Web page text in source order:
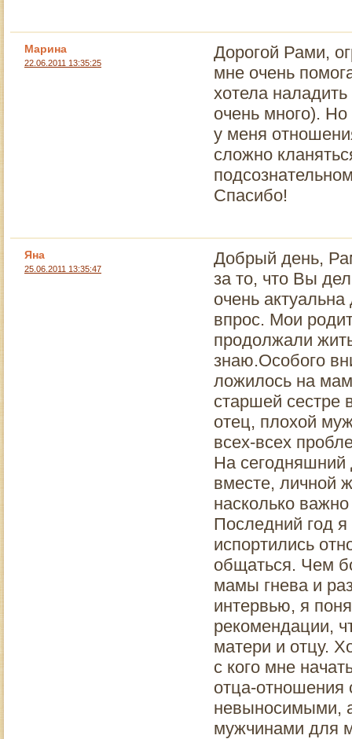
Марина
22.06.2011 13:35:25
Дорогой Рами,
мне очень
хотела
очень много).
у меня
сложно
Спасибо!
Яна
25.06.2011 13:35:47
Добрый день,
за то, что Вы
очень
впрос. Мои
продолжали
знаю.Особого
ложилось на
старшей сестре
отец, плохой
всех-всех
На
вместе, личной
насколько
Последний год
испортились
общаться. Чем
мамы гнева и
интервью, я
рекомендации,
матери и отцу.
с кого мне
отца-отношения
невыносимыми,
мужчинами для